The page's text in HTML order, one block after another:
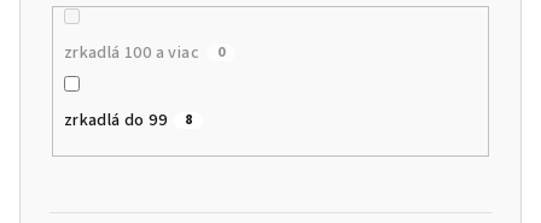
zrkadlá 100 a viac 0
zrkadlá do 99 8